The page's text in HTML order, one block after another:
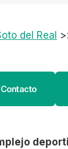
del Real
Contacto